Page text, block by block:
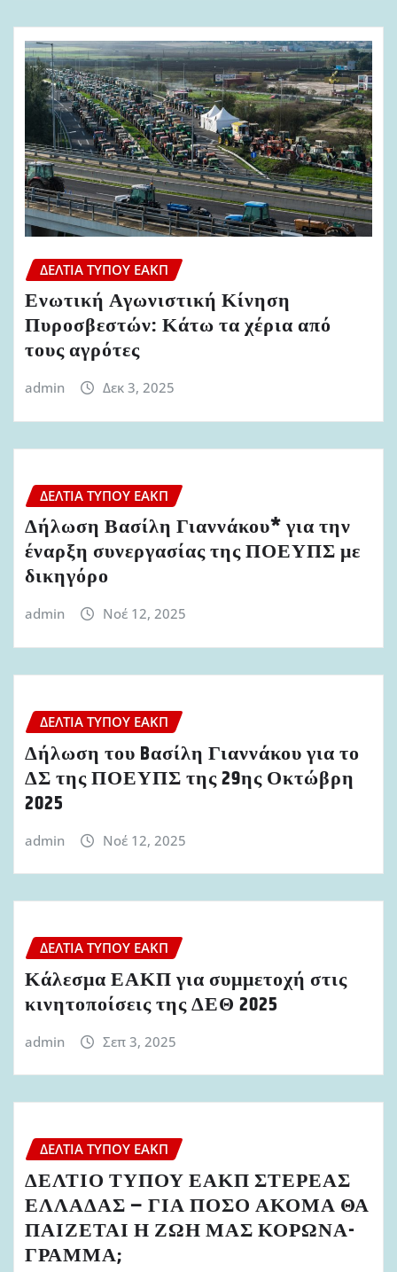
ΔΕΛΤΊΑ ΤΎΠΟΥ ΕΑΚΠ
Ενωτική Αγωνιστική Κίνηση
Πυροσβεστών: Κάτω τα χέρια από
τους αγρότες
admin Δεκ 3, 2025
ΔΕΛΤΊΑ ΤΎΠΟΥ ΕΑΚΠ
Δήλωση Βασίλη Γιαννάκου* για την
έναρξη συνεργασίας της ΠΟΕΥΠΣ με
δικηγόρο
admin Νοέ 12, 2025
ΔΕΛΤΊΑ ΤΎΠΟΥ ΕΑΚΠ
Δήλωση του Bασίλη Γιαννάκου για το
ΔΣ της ΠΟΕΥΠΣ της 29ης Οκτώβρη
2025
admin Νοέ 12, 2025
ΔΕΛΤΊΑ ΤΎΠΟΥ ΕΑΚΠ
Κάλεσμα ΕΑΚΠ για συμμετοχή στις
κινητοποίσεις της ΔΕΘ 2025
admin Σεπ 3, 2025
ΔΕΛΤΊΑ ΤΎΠΟΥ ΕΑΚΠ
ΔΕΛΤΙΟ ΤΥΠΟΥ ΕΑΚΠ ΣΤΕΡΕΑΣ
ΕΛΛΑΔΑΣ – ΓΙΑ ΠΟΣΟ ΑΚΟΜΑ ΘΑ
ΠΑΙΖΕΤΑΙ Η ΖΩΗ ΜΑΣ ΚΟΡΩΝΑ-
ΓΡΑΜΜΑ;